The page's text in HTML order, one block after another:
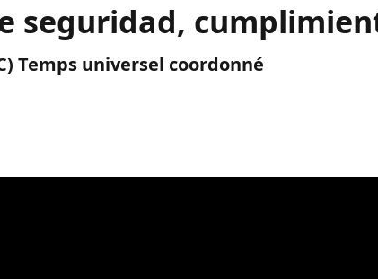
seguridad,
Temps universel coordonné